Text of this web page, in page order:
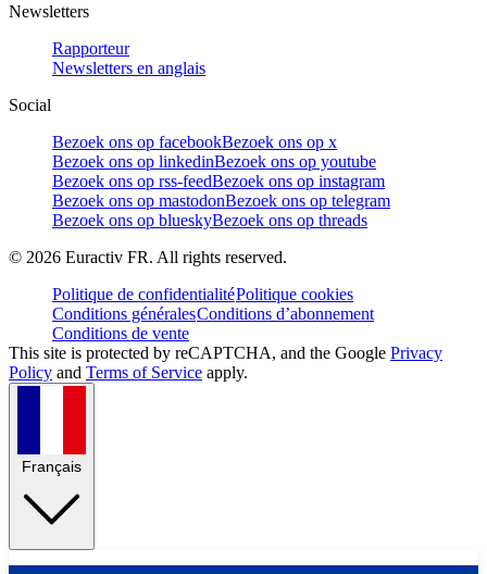
Newsletters
Rapporteur
Newsletters en anglais
Social
Bezoek ons op facebookBezoek ons op x
Bezoek ons op linkedinBezoek ons op youtube
Bezoek ons op rss-feedBezoek ons op instagram
Bezoek ons op mastodonBezoek ons op telegram
Bezoek ons op blueskyBezoek ons op threads
© 2026 Euractiv FR. All rights reserved.
Politique de confidentialitéPolitique cookies
Conditions généralesConditions d’abonnement
Conditions de vente
This site is protected by reCAPTCHA, and the Google Privacy
Policy and Terms of Service apply.
Français